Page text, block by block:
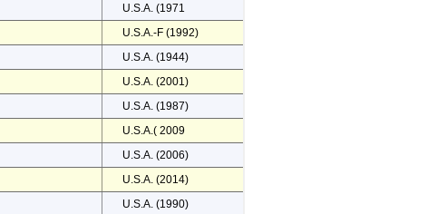
U.S.A. (1971
U.S.A.-F (1992)
U.S.A. (1944)
U.S.A. (2001)
U.S.A. (1987)
U.S.A.( 2009
U.S.A. (2006)
U.S.A. (2014)
U.S.A. (1990)